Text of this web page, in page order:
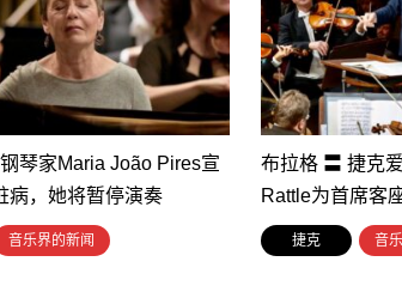
琴家Maria João Pires宣
病，她将暂停演奏
音乐界的新闻
布拉格 〓 捷克
Rattle为首席客
捷克 音